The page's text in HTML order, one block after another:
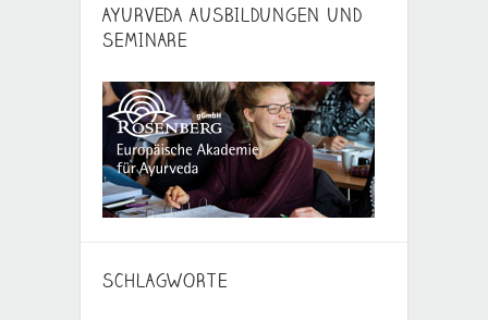
AYURVEDA AUSBILDUNGEN UND
SEMINARE
SCHLAGWORTE